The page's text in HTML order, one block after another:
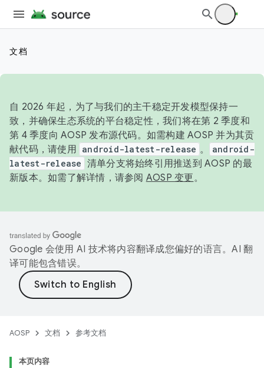
文档
自 2026 年起，为了与我们的主干稳定开发模型保持一
致，并确保生态系统的平台稳定性，我们将在第 2 季度和
第 4 季度向 AOSP 发布源代码。如需构建 AOSP 并为其贡
献代码，请使用 android-latest-release 。
android-
latest-release 清单分支将始终引用推送到 AOSP 的最
新版本。如需了解详情，请参阅 AOSP 变更。
Google 会使用 AI 技术将内容翻译成您偏好的语言。AI 翻
译可能包含错误。
AOSP 文档 参考文档
本页内容